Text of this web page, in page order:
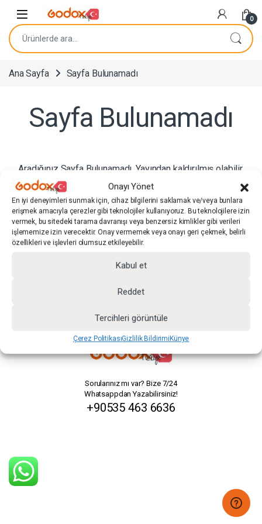
Onayı Yönet
En iyi deneyimleri sunmak için, cihaz bilgilerini saklamak ve/veya bunlara
erişmek amacıyla çerezler gibi teknolojiler kullanıyoruz. Bu teknolojilere izin
vermek, bu sitedeki tarama davranışı veya benzersiz kimlikler gibi verileri
işlememize izin verecektir. Onay vermemek veya onayı geri çekmek, belirli
özellikleri ve işlevleri olumsuz etkileyebilir.
Kabul et
Reddet
Tercihleri görüntüle
Çerez PolitikasıGizlilik BildirimiKünye
0
Ara:
Ana Sayfa Sayfa Bulunamadı
Sayfa Bulunamadı
Aradığınız Sayfa Bulunamadı. Yayından kaldırılmış olabilir.
Arama panelinden ilgili ürünü veya sayfayı arayabilirsiniz.
Hızlı Bağlantılar
Sorularınız mı var? Bize 7/24
Whatsappdan Yazabilirsiniz!
+90535 463 6636